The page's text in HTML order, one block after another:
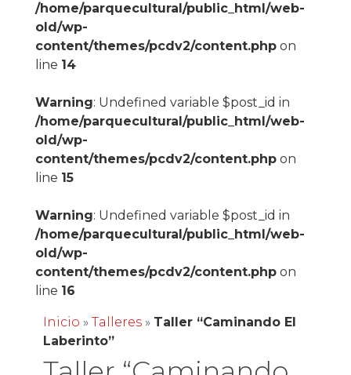
/home/parquecultural/public_html/web-
old/wp-
content/themes/pcdv2/content.phpon
line 14
Warning: Undefined variable $post_id in
/home/parquecultural/public_html/web-
old/wp-
content/themes/pcdv2/content.phpon
line 15
Warning: Undefined variable $post_id in
/home/parquecultural/public_html/web-
old/wp-
content/themes/pcdv2/content.phpon
line 16
Inicio » Talleres» Taller “Caminando El
Laberinto”